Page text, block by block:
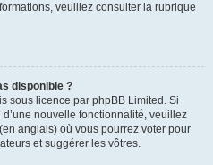
veuillez consulter la rubrique
disponible ?
sous licence par phpBB Limited. Si
nouvelle fonctionnalité, veuillez
(en anglais) où vous pourrez voter pour
et suggérer les vôtres.